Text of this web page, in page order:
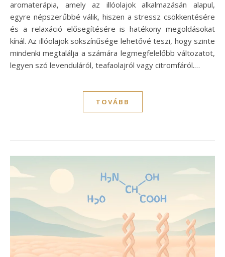
aromaterápia, amely az illóolajok alkalmazásán alapul,
egyre népszerűbbé válik, hiszen a stressz csökkentésére
és a relaxáció elősegítésére is hatékony megoldásokat
kínál. Az illóolajok sokszínűsége lehetővé teszi, hogy szinte
mindenki megtalálja a számára legmegfelelőbb változatot,
legyen szó levenduláról, teafaolajról vagy citromfáról.…
TOVÁBB